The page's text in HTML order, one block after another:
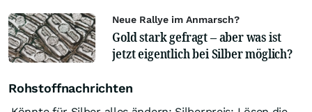
Neue Rallye im Anmarsch?
Gold stark gefragt – aber was ist
jetzt eigentlich bei Silber möglich?
Rohstoffnachrichten